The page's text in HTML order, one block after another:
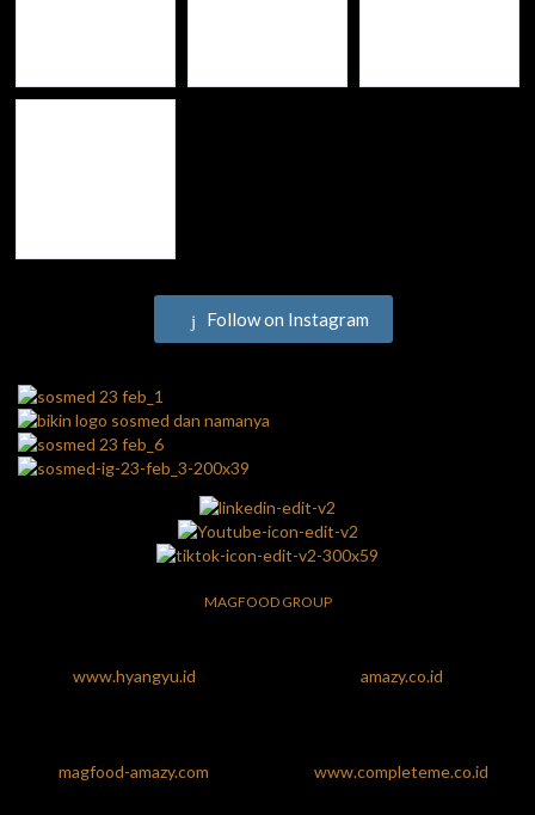
Follow on Instagram
MAGFOOD GROUP
www.hyangyu.id amazy.co.id
magfood-amazy.com www.completeme.co.id